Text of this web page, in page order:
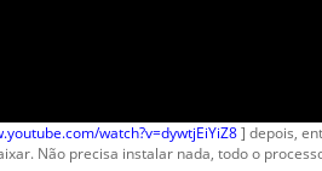
watch?v=dywtjEiYiZ8] depois,
Não precisa instalar nada, todo o